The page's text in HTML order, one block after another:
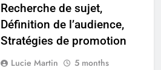
Recherche de sujet,
Définition de l’audience,
Stratégies de promotion
Lucie Martin
5 months